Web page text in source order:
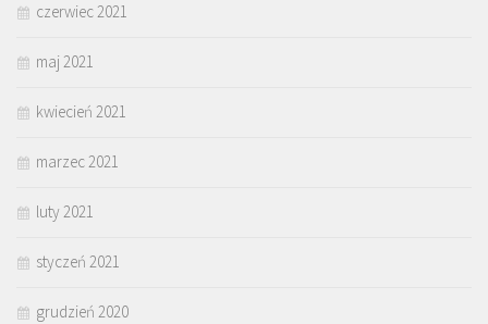
czerwiec 2021
maj 2021
kwiecień 2021
marzec 2021
luty 2021
styczeń 2021
grudzień 2020